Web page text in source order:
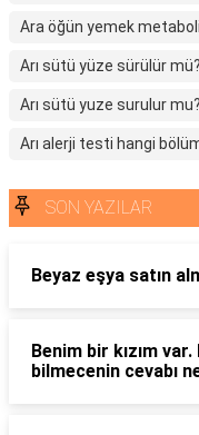
Ara öğün yemek
Arı sütü yüze sürülür mü?
Arı sütü yuze surulur mu?
Arı alerji testi hangi
SON YAZILAR
Beyaz eşya satın
Benim bir kızım
bilmecenin cevabı